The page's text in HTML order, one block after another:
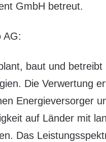
GmbH betreut.
AG:
baut und
Die Verwertung
Energieversorger
auf Länder mit
Das